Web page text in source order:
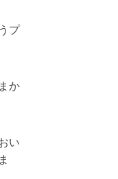
プ
か
い